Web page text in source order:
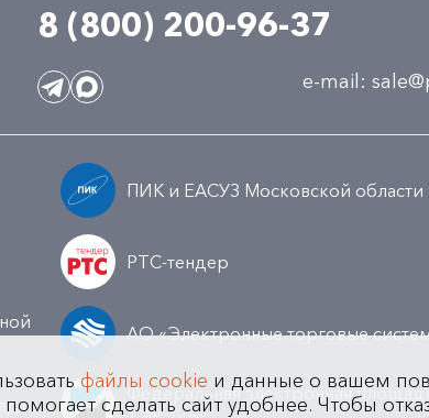
8 (800) 200-96-37
e-mail:
ПИК и ЕАСУЗ Московской области
РТС-тендер
АО «Электронные торговые
Федеральная электронная
файлы cookie и данные о вашем
сделать сайт удобнее. Чтобы